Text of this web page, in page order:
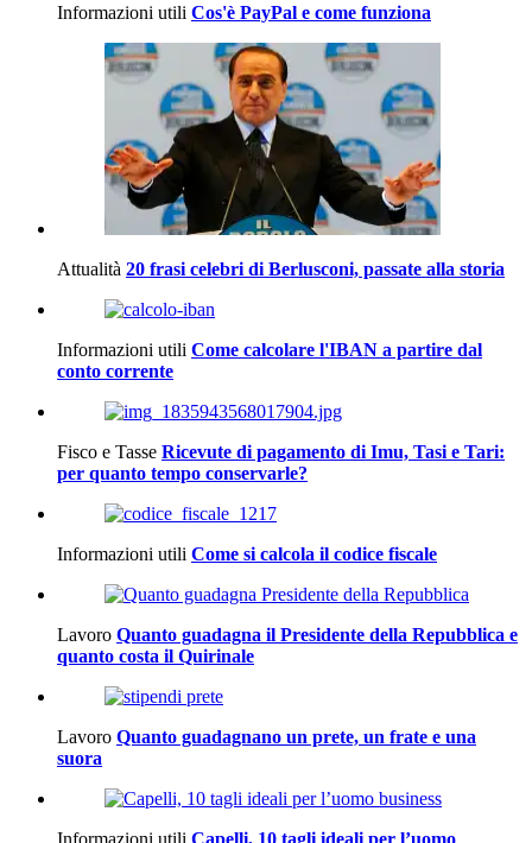
Informazioni utili Cos'è PayPal e come funziona
Attualità 20 frasi celebri di Berlusconi, passate alla storia
Informazioni utili Come calcolare l'IBAN a partire dal
conto corrente
Fisco e Tasse Ricevute di pagamento di Imu, Tasi e Tari:
per quanto tempo conservarle?
Informazioni utili Come si calcola il codice fiscale
Lavoro Quanto guadagna il Presidente della Repubblica e
quanto costa il Quirinale
Lavoro Quanto guadagnano un prete, un frate e una
suora
Informazioni utili Capelli, 10 tagli ideali per l’uomo